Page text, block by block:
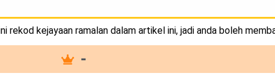
rekod kejayaan ramalan dalam artikel ini, jadi anda boleh
-